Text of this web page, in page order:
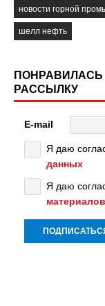
новости горной
шелл нефть
РАССЫЛКУ
E-mail
Я даю
данных
Я даю
материалов